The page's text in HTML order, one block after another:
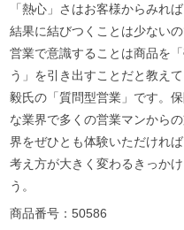
「熱心」さはお客様からみれ
結果に結びつくことは少ないの
営業で意識することは商品を
う」を引き出すことだと教え
毅氏の「質問型営業」です。
な業界で多くの営業マンから
界をぜひとも体験いただけれ
考え方が大きく変わるきっか
う。
商品番号：50586